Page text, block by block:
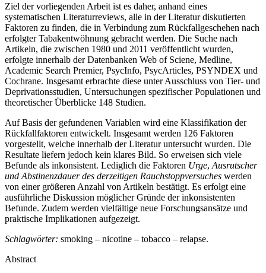
Ziel der vorliegenden Arbeit ist es daher, anhand eines
systematischen Literaturreviews, alle in der Literatur diskutierten
Faktoren zu finden, die in Verbindung zum Rückfallgeschehen nach
erfolgter Tabakentwöhnung gebracht werden. Die Suche nach
Artikeln, die zwischen 1980 und 2011 veröffentlicht wurden,
erfolgte innerhalb der Datenbanken Web of Sciene, Medline,
Academic Search Premier, PsycInfo, PsycArticles, PSYNDEX und
Cochrane. Insgesamt erbrachte diese unter Ausschluss von Tier- und
Deprivationsstudien, Untersuchungen spezifischer Populationen und
theoretischer Überblicke 148 Studien.
Auf Basis der gefundenen Variablen wird eine Klassifikation der
Rückfallfaktoren entwickelt. Insgesamt werden 126 Faktoren
vorgestellt, welche innerhalb der Literatur untersucht wurden. Die
Resultate liefern jedoch kein klares Bild. So erweisen sich viele
Befunde als inkonsistent. Lediglich die Faktoren Urge, Ausrutscher
und Abstinenzdauer des derzeitigen Rauchstoppversuches werden
von einer größeren Anzahl von Artikeln bestätigt. Es erfolgt eine
ausführliche Diskussion möglicher Gründe der inkonsistenten
Befunde. Zudem werden vielfältige neue Forschungsansätze und
praktische Implikationen aufgezeigt.
Schlagwörter: smoking – nicotine – tobacco – relapse.
Abstract